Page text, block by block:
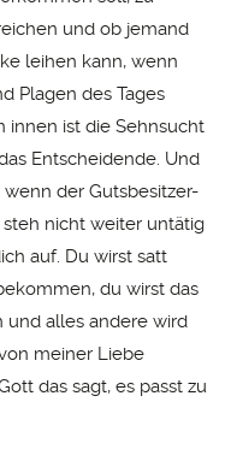
und ob jemand
leihen kann, wenn
Plagen des Tages
innen ist die Sehnsucht
Entscheidende. Und
der Gutsbesitzer-
nicht weiter untätig
auf. Du wirst satt
du wirst das
und alles andere wird
meiner Liebe
das sagt, es passt zu